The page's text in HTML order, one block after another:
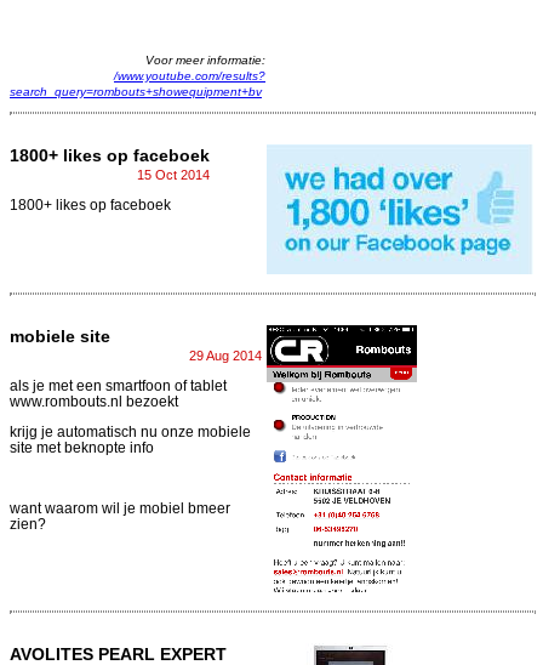
Voor meer informatie:
/www.youtube.com/results?
search_query=rombouts+showequipment+bv
1800+ likes op faceboek
15 Oct 2014
1800+ likes op faceboek
mobiele site
29 Aug 2014
als je met een smartfoon of tablet
www.rombouts.nl bezoekt
krijg je automatisch nu onze mobiele
site met beknopte info
want waarom wil je mobiel bmeer
zien?
AVOLITES PEARL EXPERT